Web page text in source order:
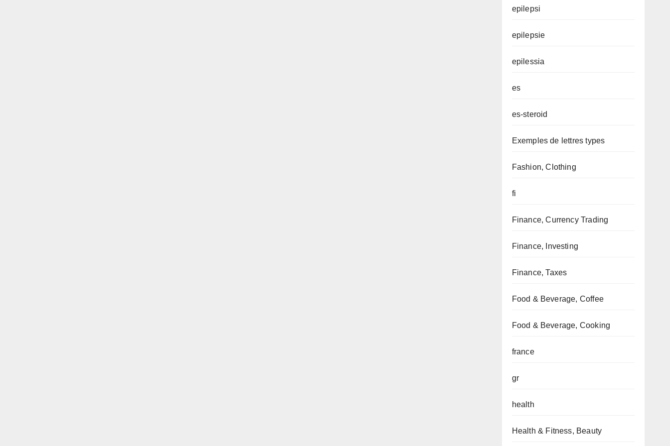
epilepsi
epilepsie
epilessia
es
es-steroid
Exemples de lettres types
Fashion, Clothing
fi
Finance, Currency Trading
Finance, Investing
Finance, Taxes
Food & Beverage, Coffee
Food & Beverage, Cooking
france
gr
health
Health & Fitness, Beauty